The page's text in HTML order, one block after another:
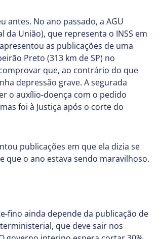
antes. No ano passado, a AGU
da União), que representa o INSS em
as publicações de uma
Preto (313 km de SP) no
que, ao contrário do que
depressão grave. A segurada
o auxílio-doença com o pedido
foi à Justiça após o corte do
publicações em que ela dizia se
que o ano estava sendo maravilhoso.
fino ainda depende da publicação de
que deve sair nos